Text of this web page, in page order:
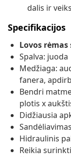
dalis ir
Specifikacijos
Lovos
Spalva: juoda
Medžiaga:
fanera,
Bendri
plotis x
Didžiausia
Hidraulinis
Reikia